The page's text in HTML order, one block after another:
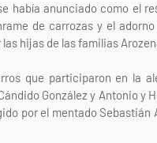
había anunciado como el
de carrozas y el
hijas de las familias
que participaron en la
González y Antonio
por el mentado